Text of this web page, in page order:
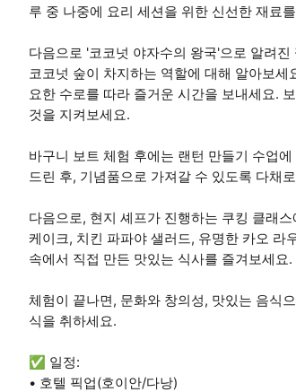
루 중 나중에 요리 세션을 위한 신선한 재료
다음으로 '코코넛 야자수의 왕국'으로 알려
코코넛 숲이 차지하는 역할에 대해 알아보
요한 수로를 따라 즐거운 시간을 보내세요.
것을 지켜보세요.
바구니 보트 체험 후에는 랜턴 만들기 수업
드린 후, 기념품으로 가져갈 수 있도록 다채
다음으로, 현지 셰프가 진행하는 쿠킹 클래
케이크, 치킨 파파야 샐러드, 유명한 카오 라
속에서 직접 만든 맛있는 식사를 즐겨보세요.
체험이 끝나면, 문화와 창의성, 맛있는 음식
식을 취하세요.
✅ 일정:
• 호텔 픽업(호이안/다낭)